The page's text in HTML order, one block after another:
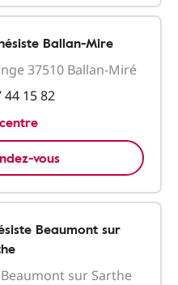
Ballan-Mire
37510 Ballan-Miré
44 15 82
vous
Beaumont sur
sur Sarthe